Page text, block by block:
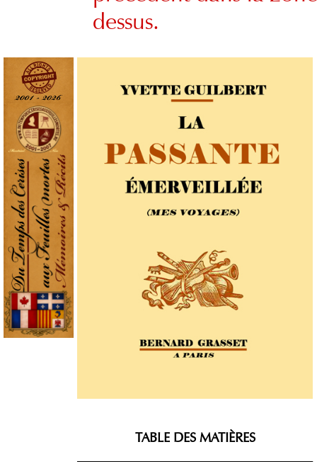
dessus.
TABLE DES MATIÈRES